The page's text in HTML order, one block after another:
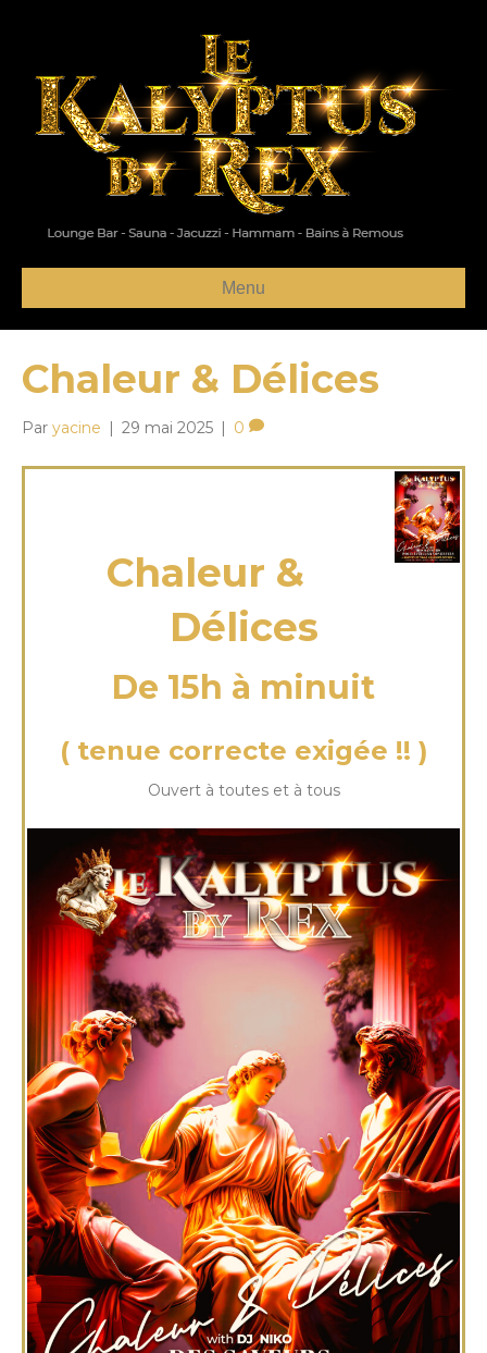
Menu
Chaleur & Délices
Par yacine | 29 mai 2025 | 0
Chaleur &
Délices
De 15h à minuit
( tenue correcte exigée !! )
Ouvert à toutes et à tous